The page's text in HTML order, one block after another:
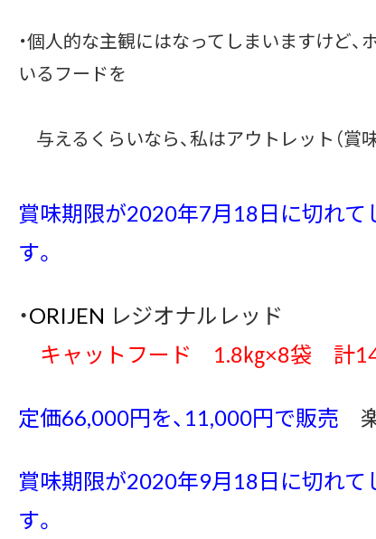
・個人的な主観にはなってしまいますけど
いるフードを
与えるくらいなら、私はアウトレット（賞味
賞味期限が2020年7月18日に切れて
す。
・ORIJEN レジオナルレッド
キャットフード
1.8㎏×8袋 計
定価66,000円を、11,000円で販売
賞味期限が2020年9月18日に切れて
す。